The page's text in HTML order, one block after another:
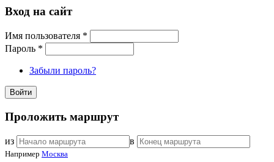
Вход на сайт
Имя пользователя *
Пароль *
Забыли пароль?
Проложить маршрут
из в
Например Москва